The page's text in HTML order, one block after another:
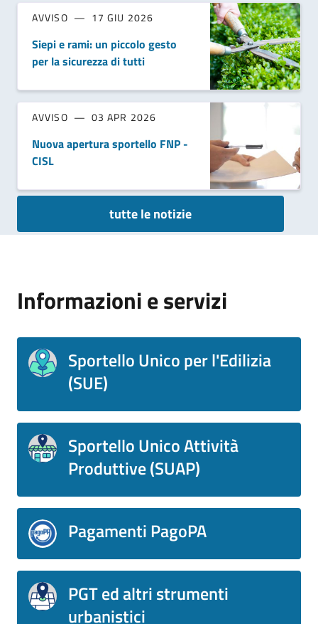
AVVISO 17 GIU 2026
Siepi e rami: un piccolo gesto
per la sicurezza di tutti
AVVISO 03 APR 2026
Nuova apertura sportello FNP -
CISL
tutte le notizie
Informazioni e servizi
Sportello Unico per l'Edilizia
(SUE)
Sportello Unico Attività
Produttive (SUAP)
Pagamenti PagoPA
PGT ed altri strumenti
urbanistici